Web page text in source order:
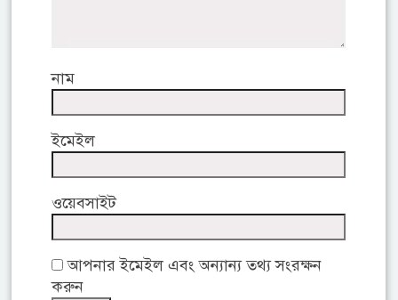
নাম
ইমেইল
ওয়েবসাইট
আপনার ইমেইল এবং অন্যান্য তথ্য সংরক্ষন
করুন